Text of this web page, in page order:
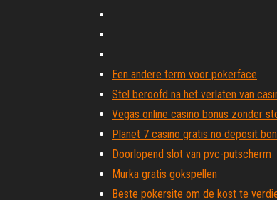
Een andere term voor pokerface
Stel beroofd na het verlaten van
Vegas online casino bonus zonder
Planet 7 casino gratis no deposit
Doorlopend slot van pvc-putscherm
Murka gratis gokspellen
Beste pokersite om de kost te